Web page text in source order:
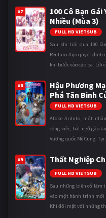
#7
100 Cô Bạn
Nhiều (Mùa 3)
FULL HD VIETSUB
Sau khi trải qua 100
Rentaro Aijo quyết định
khi bước vào cấp ba. Lời
#8
Hậu Phương
Phá Tân Binh
FULL HD VIETSUB
Atobe Arihito, một
công việc, bất ngờ gặp
Vương quốc Mê Cung.
#9 Thất Nghiệp
FULL HD VIETSUB
Sau những biến cố làm
vào một hành trình mới
Khi đối mặt với những